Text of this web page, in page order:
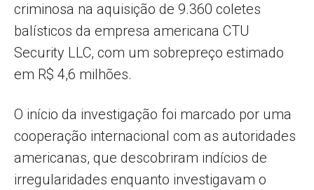
criminosa na aquisição de 9.360 coletes
balísticos da empresa americana CTU
Security LLC, com um sobrepreço estimado
em R$ 4,6 milhões.
O início da investigação foi marcado por uma
cooperação internacional com as autoridades
americanas, que descobriram indícios de
irregularidades enquanto investigavam o